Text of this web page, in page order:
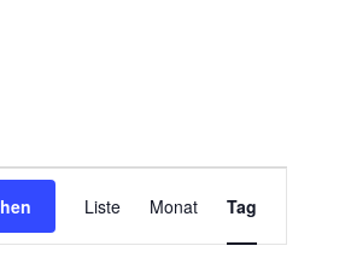
Ansichten-
Liste Monat Tag